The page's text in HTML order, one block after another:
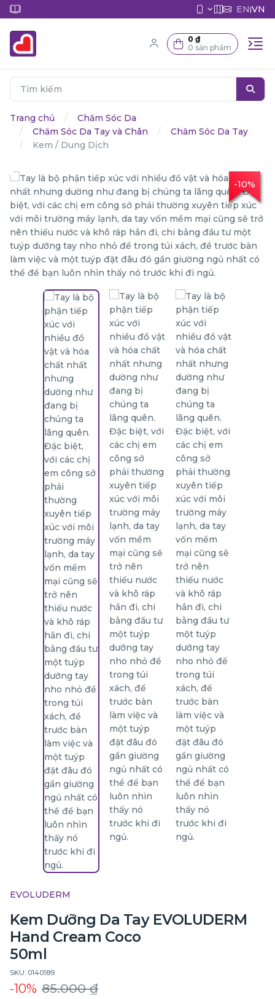
EN|VN
0 ₫
0 sản phẩm
Trang chủ
Chăm Sóc Da
Chăm Sóc Da Tay và Chân
Chăm Sóc Da Tay
Kem / Dung Dịch
-10%
EVOLUDERM
Kem Dưỡng Da Tay EVOLUDERM
Hand Cream Coco
50ml
SKU: 0140189
-10% 85.000 ₫